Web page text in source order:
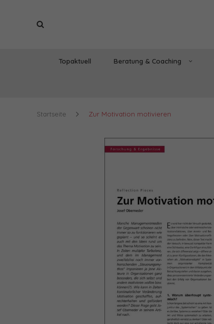
Topaktuell Beratung & Coaching
Startseite Zur Motivation motivieren